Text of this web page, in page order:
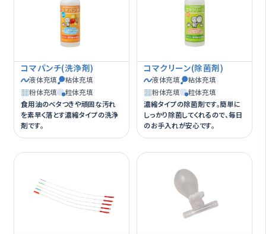
コマパンチ(洗浄剤)
液体充填
粘体充填
粉体充填
粒体充填
食用油のベタつきや頑固な汚れ
を素早く落とす濃縮タイプの洗浄
剤です。
コマクリーン(除菌剤)
液体充填
粘体充填
粉体充填
粒体充填
濃縮タイプの除菌剤です。簡単に
しっかり除菌してくれるので、毎日
のお手入れが安心です。